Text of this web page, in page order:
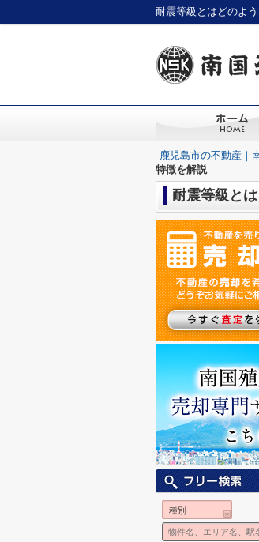
耐震等級とはどのよ
鹿児島市の不動産｜
特徴を解説
耐震等級と
種別